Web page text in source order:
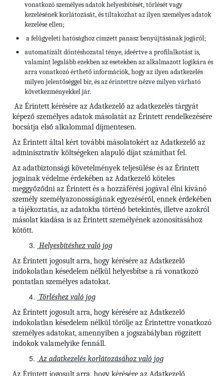
vonatkozó személyes adatok helyesbítését, törlését vagy
kezelésének korlátozását, és tiltakozhat az ilyen személyes adatok
kezelése ellen;
a felügyeleti hatósághoz címzett panasz benyújtásának jogáról;
automatizált döntéshozatal ténye, ideértve a profilalkotást is,
valamint legalább ezekben az esetekben az alkalmazott logikára és
arra vonatkozó érthető információk, hogy az ilyen adatkezelés
milyen jelentőséggel bír, és az érintettre nézve milyen várható
következményekkel jár.
Az Érintett kérésére az Adatkezelő az adatkezelés tárgyát
képező személyes adatok másolatát az Érintett rendelkezésére
bocsátja első alkalommal díjmentesen.
Az Érintett által kért további másolatokért az Adatkezelő az
adminisztratív költségeken alapuló díjat számíthat fel.
Az adatbiztonsági követelmények teljesülése és az Érintett
jogainak védelme érdekében az Adatkezelő köteles
meggyőződni az Érintett és a hozzáférési jogával élni kívánó
személy személyazonosságának egyezéséről, ennek érdekében
a tájékoztatás, az adatokba történő betekintés, illetve azokról
másolat kiadása is az Érintett személyének azonosításához
kötött.
Helyesbítéshez való jog
Az Érintett jogosult arra, hogy kérésére az Adatkezelő
indokolatlan késedelem nélkül helyesbítse a rá vonatkozó
pontatlan személyes adatokat.
Törléshez való jog
Az Érintett jogosult arra, hogy kérésére az Adatkezelő
indokolatlan késedelem nélkül törölje az Érintettre vonatkozó
személyes adatokat, amennyiben a jogszabályban rögzített
indokok valamelyike fennáll.
Az adatkezelés korlátozásához való jog
Az Érintett jogosult arra, hogy kérésére az Adatkezelő